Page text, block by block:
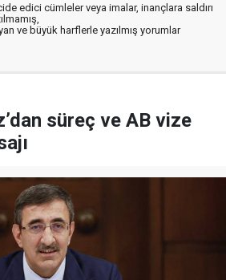
edici cümleler veya imalar, inançlara saldırı
ve büyük harflerle yazılmış yorumlar
süreç ve AB vize